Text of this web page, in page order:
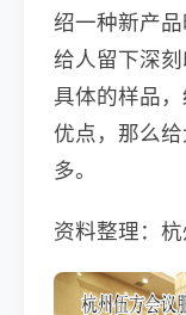
绍一种新产
给人留下深
具体的样品
优点，那么
多。
资料整理：